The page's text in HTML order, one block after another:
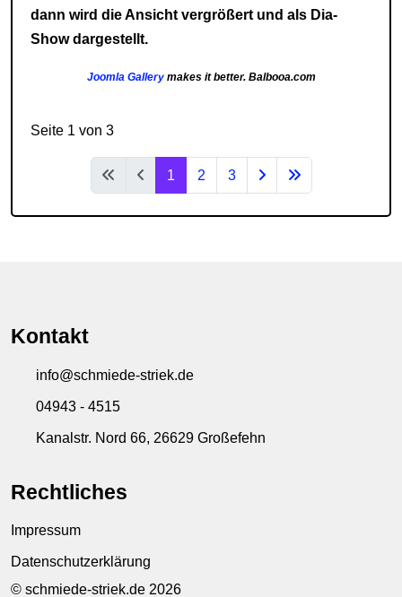
dann wird die Ansicht vergrößert und als Dia-
Show dargestellt.
Joomla Gallerymakes it better. Balbooa.com
Seite 1 von 3
1 2 3
Kontakt
info@schmiede-striek.de
04943 - 4515
Kanalstr. Nord 66, 26629 Großefehn
Rechtliches
Impressum
Datenschutzerklärung
© schmiede-striek.de 2026